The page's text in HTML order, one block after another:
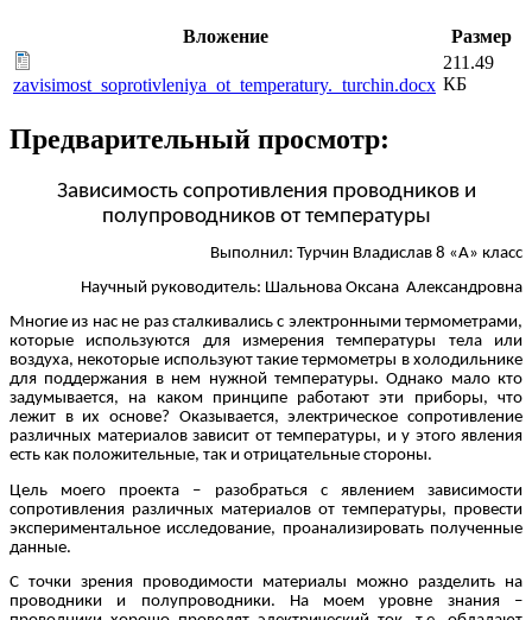
Вложение Размер
zavisimost_soprotivleniya_ot_temperatury._turchin.docx
211.49
КБ
Предварительный просмотр:
Зависимость сопротивления проводников и
полупроводников от температуры
Выполнил: Турчин Владислав 8 «А» класс
Научный руководитель: Шальнова Оксана Александровна
Многие из нас не раз сталкивались с электронными термометрами,
которые используются для измерения температуры тела или
воздуха, некоторые используют такие термометры в холодильнике
для поддержания в нем нужной температуры. Однако мало кто
задумывается, на каком принципе работают эти приборы, что
лежит в их основе? Оказывается, электрическое сопротивление
различных материалов зависит от температуры, и у этого явления
есть как положительные, так и отрицательные стороны.
Цель моего проекта – разобраться с явлением зависимости
сопротивления различных материалов от температуры, провести
экспериментальное исследование, проанализировать полученные
данные.
С точки зрения проводимости материалы можно разделить на
проводники и полупроводники. На моем уровне знания –